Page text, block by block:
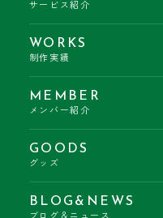
サービス紹介
WORKS
制作実績
MEMBER
メンバー紹介
GOODS
グッズ
BLOG&NEWS